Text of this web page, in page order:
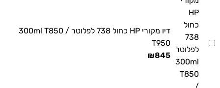
דיו מקורי HP כחול 738 לפלוטר 300ml T850 /
T950
₪845